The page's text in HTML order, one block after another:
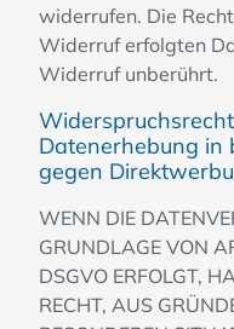
widerrufen. Die
Widerruf erfolgten
Widerruf unberührt.
Datenerhebung in
gegen
WENN DIE
GRUNDLAGE VON
DSGVO ERFOLGT,
RECHT, AUS